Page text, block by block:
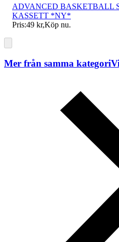
ADVANCED BASKETBALL
KASSETT *NY*
Pris:49 kr,Köp nu.
Mer från samma kategori